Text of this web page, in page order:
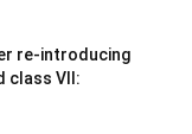
re-introducing
class VII: